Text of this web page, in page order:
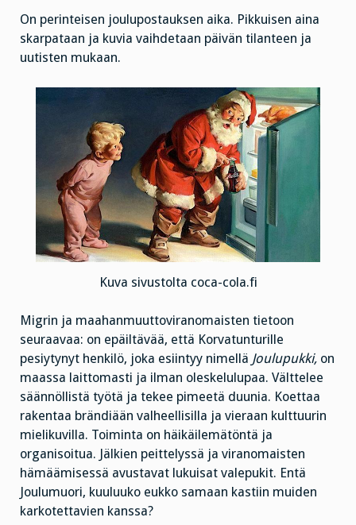
On perinteisen joulupostauksen aika. Pikkuisen aina
skarpataan ja kuvia vaihdetaan päivän tilanteen ja
uutisten mukaan.
Kuva sivustolta coca-cola.fi
Migrin ja maahanmuuttoviranomaisten tietoon
seuraavaa: on epäiltävää, että Korvatunturille
pesiytynyt henkilö, joka esiintyy nimellä Joulupukki, on
maassa laittomasti ja ilman oleskelulupaa. Välttelee
säännöllistä työtä ja tekee pimeetä duunia. Koettaa
rakentaa brändiään valheellisilla ja vieraan kulttuurin
mielikuvilla. Toiminta on häikäilemätöntä ja
organisoitua. Jälkien peittelyssä ja viranomaisten
hämäämisessä avustavat lukuisat valepukit. Entä
Joulumuori, kuuluuko eukko samaan kastiin muiden
karkotettavien kanssa?